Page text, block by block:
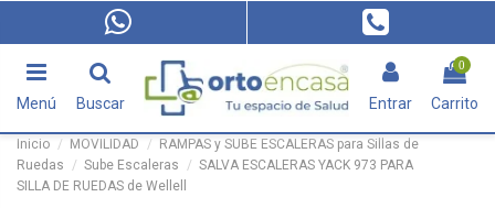
Menú Buscar Entrar
0
Carrito
Inicio MOVILIDAD
RAMPAS y SUBE ESCALERAS para Sillas de
Ruedas
Sube Escaleras
SALVA ESCALERAS YACK 973 PARA
SILLA DE RUEDAS de Wellell